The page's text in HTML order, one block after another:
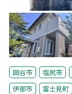
岡谷市 塩尻市
伊那市
富士見町